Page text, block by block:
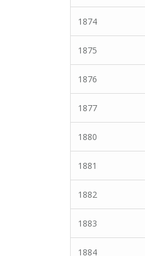
1874
1875
1876
1877
1880
1881
1882
1883
1884